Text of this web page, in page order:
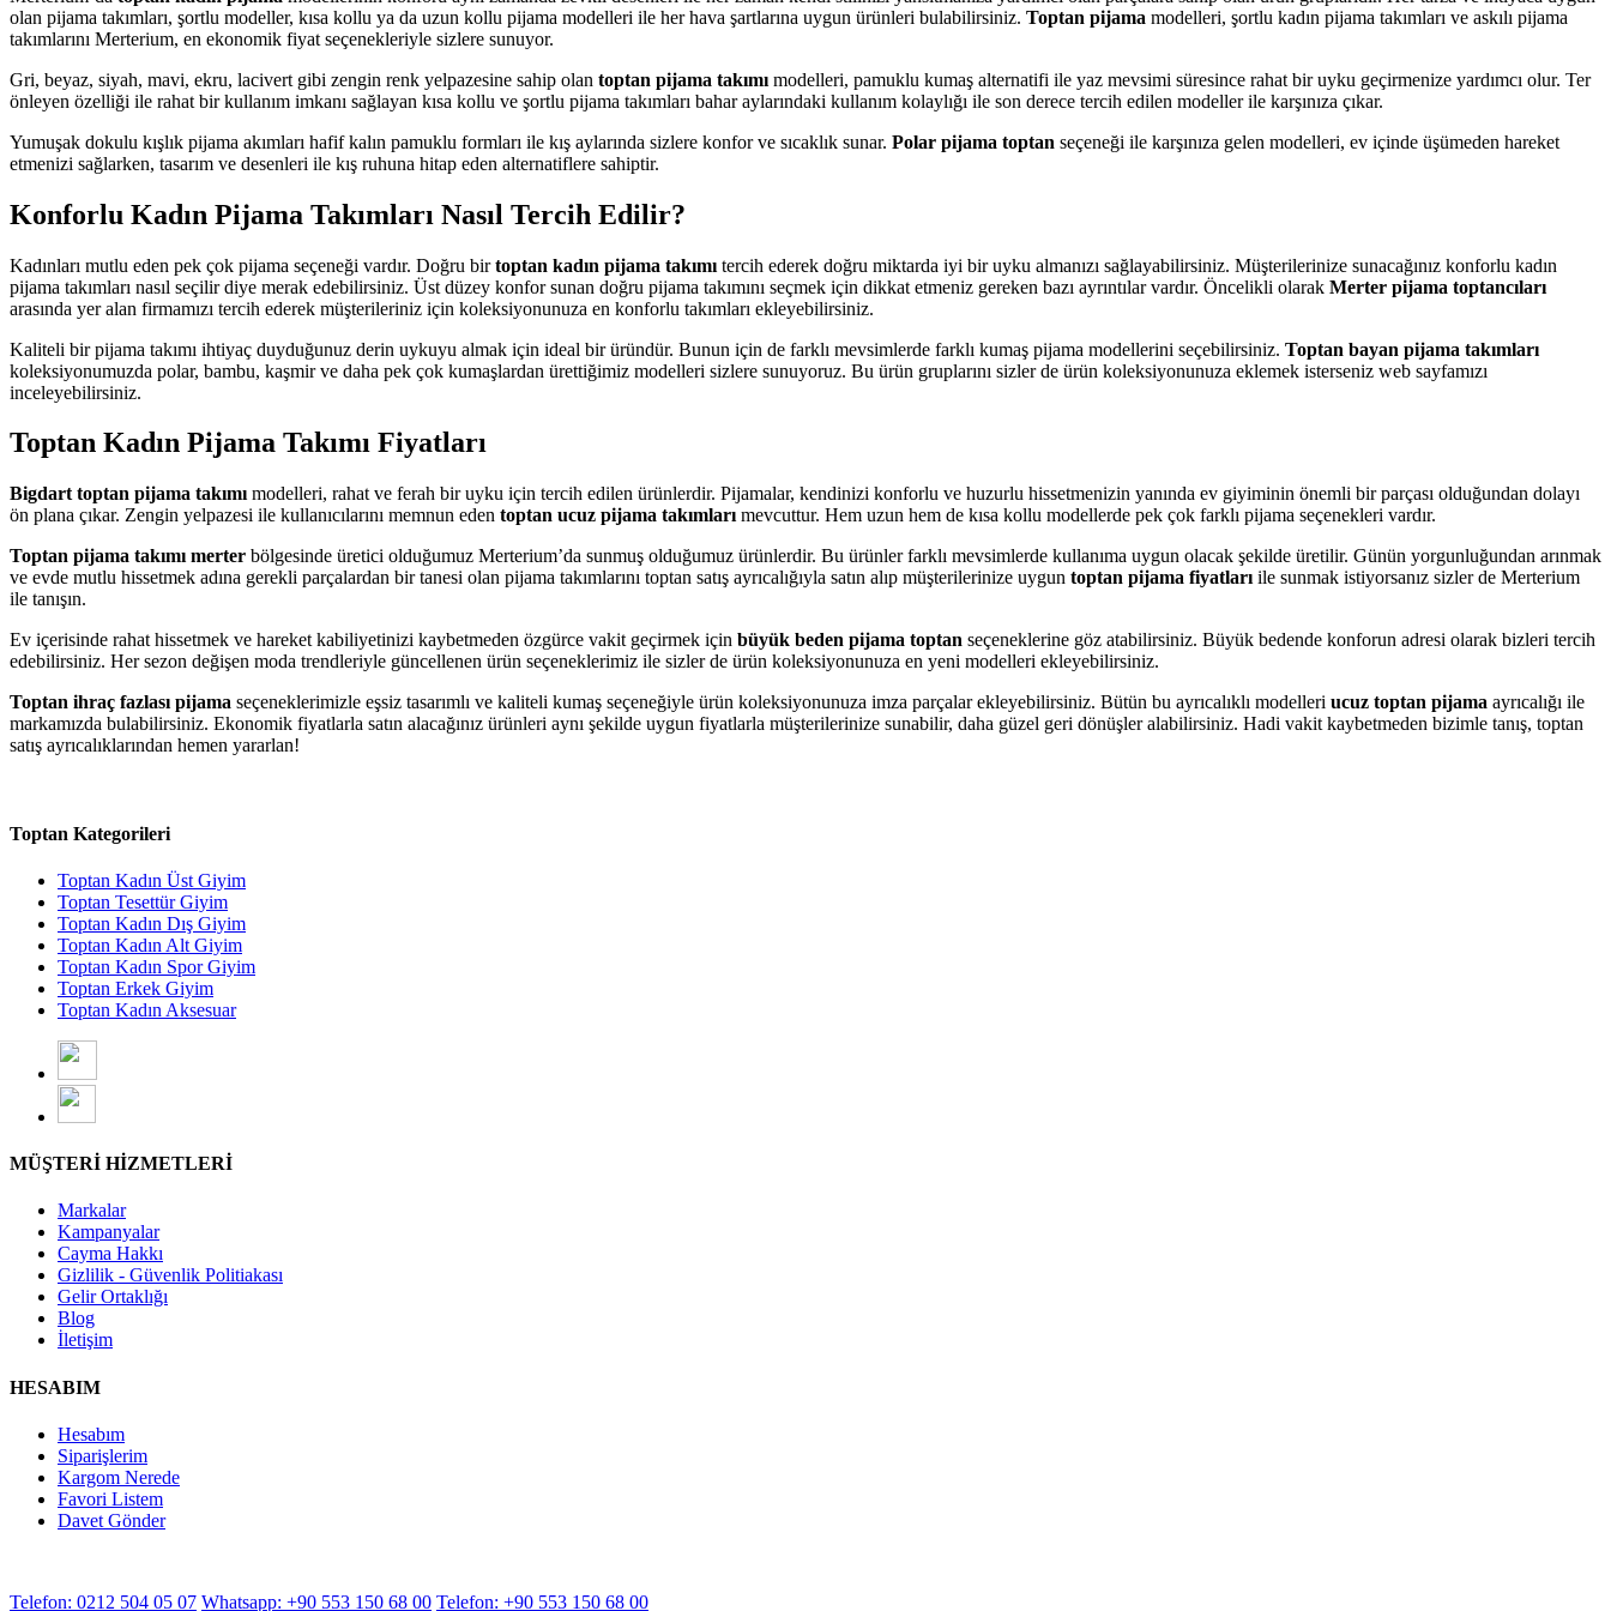
olan pijama takımları, şortlu modeller, kısa kollu ya da uzun kollu pijama modelleri ile her hava şartlarına uygun ürünleri bulabilirsiniz. Toptan pijama modelleri, şortlu kadın pijama takımları ve askılı pijama
takımlarını Merterium, en ekonomik fiyat seçenekleriyle sizlere sunuyor.
Gri, beyaz, siyah, mavi, ekru, lacivert gibi zengin renk yelpazesine sahip olan toptan pijama takımı modelleri, pamuklu kumaş alternatifi ile yaz mevsimi süresince rahat bir uyku geçirmenize yardımcı olur. Ter
önleyen özelliği ile rahat bir kullanım imkanı sağlayan kısa kollu ve şortlu pijama takımları bahar aylarındaki kullanım kolaylığı ile son derece tercih edilen modeller ile karşınıza çıkar.
Yumuşak dokulu kışlık pijama akımları hafif kalın pamuklu formları ile kış aylarında sizlere konfor ve sıcaklık sunar. Polar pijama toptan seçeneği ile karşınıza gelen modelleri, ev içinde üşümeden hareket
etmenizi sağlarken, tasarım ve desenleri ile kış ruhuna hitap eden alternatiflere sahiptir.
Konforlu Kadın Pijama Takımları Nasıl Tercih Edilir?
Kadınları mutlu eden pek çok pijama seçeneği vardır. Doğru birtoptan kadın pijama takımı tercih ederek doğru miktarda iyi bir uyku almanızı sağlayabilirsiniz. Müşterilerinize sunacağınız konforlu kadın
pijama takımları nasıl seçilir diye merak edebilirsiniz. Üst düzey konfor sunan doğru pijama takımını seçmek için dikkat etmeniz gereken bazı ayrıntılar vardır. Öncelikli olarak Merter pijama toptancıları
arasında yer alan firmamızı tercih ederek müşterileriniz için koleksiyonunuza en konforlu takımları ekleyebilirsiniz.
Kaliteli bir pijama takımı ihtiyaç duyduğunuz derin uykuyu almak için ideal bir üründür. Bunun için de farklı mevsimlerde farklı kumaş pijama modellerini seçebilirsiniz. Toptan bayan pijama takımları
koleksiyonumuzda polar, bambu, kaşmir ve daha pek çok kumaşlardan ürettiğimiz modelleri sizlere sunuyoruz. Bu ürün gruplarını sizler de ürün koleksiyonunuza eklemek isterseniz web sayfamızı
inceleyebilirsiniz.
Toptan Kadın Pijama Takımı Fiyatları
Bigdart toptan pijama takımı modelleri, rahat ve ferah bir uyku için tercih edilen ürünlerdir. Pijamalar, kendinizi konforlu ve huzurlu hissetmenizin yanında ev giyiminin önemli bir parçası olduğundan dolayı
ön plana çıkar. Zengin yelpazesi ile kullanıcılarını memnun eden toptan ucuz pijama takımları mevcuttur. Hem uzun hem de kısa kollu modellerde pek çok farklı pijama seçenekleri vardır.
Toptan pijama takımı merter bölgesinde üretici olduğumuz Merterium’da sunmuş olduğumuz ürünlerdir. Bu ürünler farklı mevsimlerde kullanıma uygun olacak şekilde üretilir. Günün yorgunluğundan arınmak
ve evde mutlu hissetmek adına gerekli parçalardan bir tanesi olan pijama takımlarını toptan satış ayrıcalığıyla satın alıp müşterilerinize uygun toptan pijama fiyatları ile sunmak istiyorsanız sizler de Merterium
ile tanışın.
Ev içerisinde rahat hissetmek ve hareket kabiliyetinizi kaybetmeden özgürce vakit geçirmek için büyük beden pijama toptan seçeneklerine göz atabilirsiniz. Büyük bedende konforun adresi olarak bizleri tercih
edebilirsiniz. Her sezon değişen moda trendleriyle güncellenen ürün seçeneklerimiz ile sizler de ürün koleksiyonunuza en yeni modelleri ekleyebilirsiniz.
Toptan ihraç fazlası pijama seçeneklerimizle eşsiz tasarımlı ve kaliteli kumaş seçeneğiyle ürün koleksiyonunuza imza parçalar ekleyebilirsiniz. Bütün bu ayrıcalıklı modelleri ucuz toptan pijama ayrıcalığı ile
markamızda bulabilirsiniz. Ekonomik fiyatlarla satın alacağınız ürünleri aynı şekilde uygun fiyatlarla müşterilerinize sunabilir, daha güzel geri dönüşler alabilirsiniz. Hadi vakit kaybetmeden bizimle tanış, toptan
satış ayrıcalıklarından hemen yararlan!
Toptan Kategorileri
Toptan Kadın Üst Giyim
Toptan Tesettür Giyim
Toptan Kadın Dış Giyim
Toptan Kadın Alt Giyim
Toptan Kadın Spor Giyim
Toptan Erkek Giyim
Toptan Kadın Aksesuar
MÜŞTERİ HİZMETLERİ
Markalar
Kampanyalar
Cayma Hakkı
Gizlilik - Güvenlik Politiakası
Gelir Ortaklığı
Blog
İletişim
HESABIM
Hesabım
Siparişlerim
Kargom Nerede
Favori Listem
Davet Gönder
Telefon: 0212 504 05 07 Whatsapp: +90 553 150 68 00 Telefon: +90 553 150 68 00